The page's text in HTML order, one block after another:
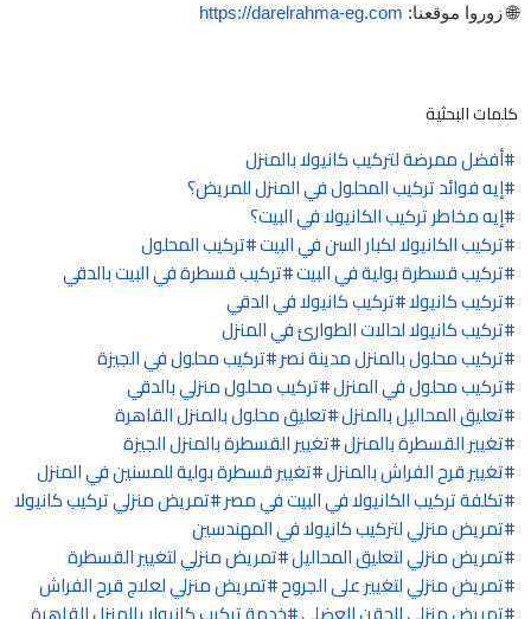
🌐 زوروا موقعنا: https://darelrahma-eg.com
كلمات البحثية
أفضل ممرضة لتركيب كانيولا بالمنزل
إيه فوائد تركيب المحلول في المنزل للمريض؟
إيه مخاطر تركيب الكانيولا في البيت؟
تركيب الكانيولا لكبار السن في البيت تركيب المحلول
تركيب قسطرة بولية في البيت تركيب قسطرة في البيت بالدقي
تركيب كانيولا تركيب كانيولا في الدقي
تركيب كانيولا لحالات الطوارئ في المنزل
تركيب محلول بالمنزل مدينة نصر تركيب محلول في الجيزة
تركيب محلول في المنزل تركيب محلول منزلي بالدقي
تعليق المحاليل بالمنزل تعليق محلول بالمنزل القاهرة
تغيير القسطرة بالمنزل تغيير القسطرة بالمنزل الجيزة
تغيير قرح الفراش بالمنزل تغيير قسطرة بولية للمسنين في المنزل
تكلفة تركيب الكانيولا في البيت في مصر تمريض منزلي تركيب كانيولا
تمريض منزلي لتركيب كانيولا في المهندسين
تمريض منزلي لتعليق المحاليل تمريض منزلي لتغيير القسطرة
تمريض منزلي لتغيير على الجروح تمريض منزلي لعلاج قرح الفراش